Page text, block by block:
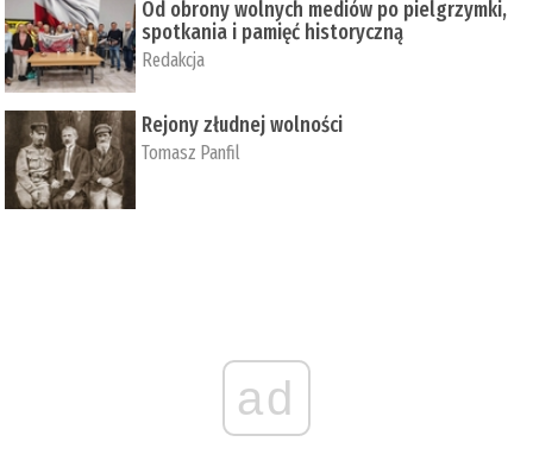
Od obrony wolnych mediów po pielgrzymki,
spotkania i pamięć historyczną
Redakcja
Rejony złudnej wolności
Tomasz Panfil
ad